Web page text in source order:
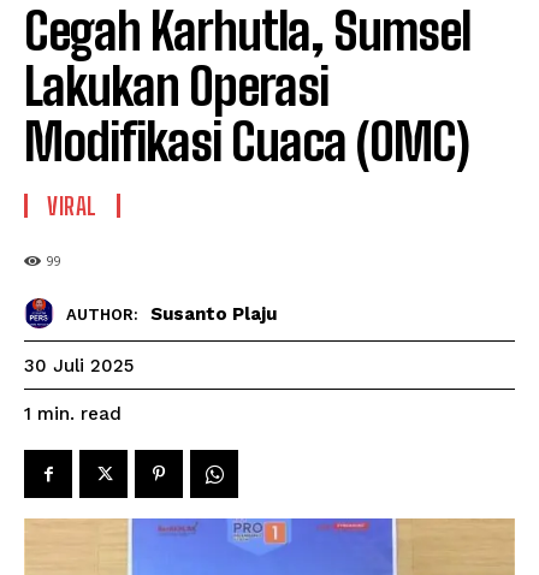
Cegah Karhutla, Sumsel
Lakukan Operasi
Modifikasi Cuaca (OMC)
VIRAL
99
AUTHOR: Susanto Plaju
30 Juli 2025
1 min. read